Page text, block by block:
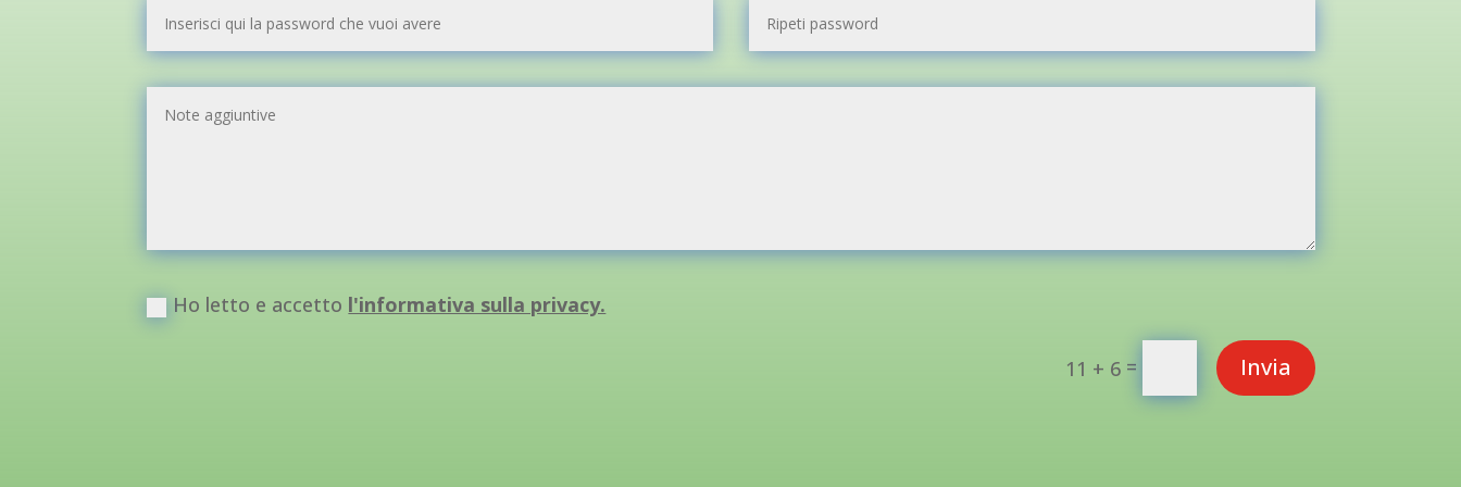
Ho letto e accetto l'informativa sulla privacy.
11 + 6= Invia